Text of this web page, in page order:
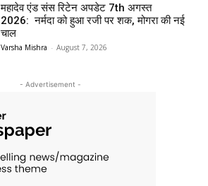
महादेव एंड संस रिटेन अपडेट 7th अगस्त
2026: नर्मदा को हुआ रजी पर शक, मोगरा की नई
चाल
Varsha Mishra - August 7, 2026
- Advertisement -